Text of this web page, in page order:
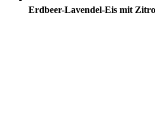
Erdbeer-Lavendel-Eis mit